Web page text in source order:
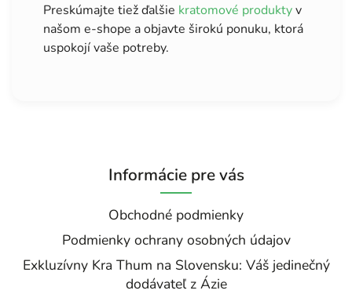
Preskúmajte tiež ďalšie kratomové produktyv
našom e-shope a objavte širokú ponuku, ktorá
uspokojí vaše potreby.
Informácie pre vás
Obchodné podmienky
Podmienky ochrany osobných údajov
Exkluzívny Kra Thum na Slovensku: Váš jedinečný
dodávateľ z Ázie